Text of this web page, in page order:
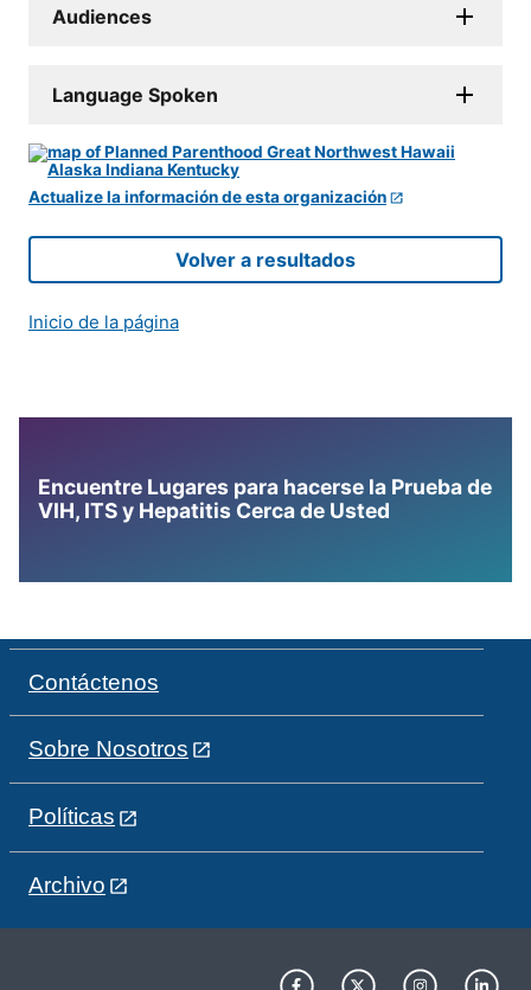
Audiences
Language Spoken
Actualize la información de esta organización
Volver a resultados
Inicio de la página
Encuentre Lugares para hacerse la Prueba de
VIH, ITS y Hepatitis Cerca de Usted
Contáctenos
Sobre Nosotros
Políticas
Archivo